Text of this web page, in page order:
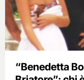
“Benedetta